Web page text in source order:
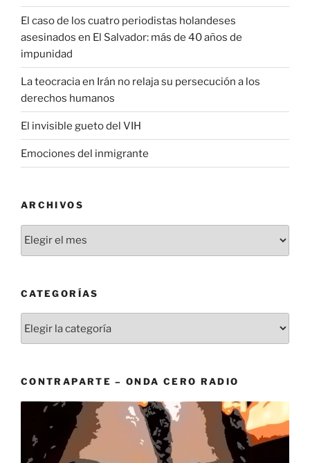
El caso de los cuatro periodistas holandeses
asesinados en El Salvador: más de 40 años de
impunidad
La teocracia en Irán no relaja su persecución a los
derechos humanos
El invisible gueto del VIH
Emociones del inmigrante
ARCHIVOS
CATEGORÍAS
CONTRAPARTE – ONDA CERO RADIO